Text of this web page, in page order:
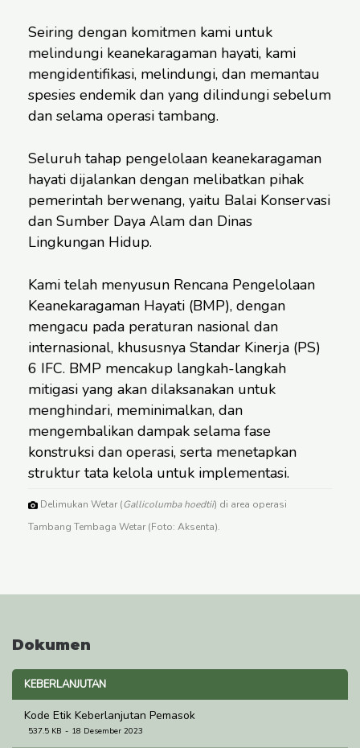
Seiring dengan komitmen kami untuk
melindungi keanekaragaman hayati, kami
mengidentifikasi, melindungi, dan memantau
spesies endemik dan yang dilindungi sebelum
dan selama operasi tambang.
Seluruh tahap pengelolaan keanekaragaman
hayati dijalankan dengan melibatkan pihak
pemerintah berwenang, yaitu Balai Konservasi
dan Sumber Daya Alam dan Dinas
Lingkungan Hidup.
Kami telah menyusun Rencana Pengelolaan
Keanekaragaman Hayati (BMP), dengan
mengacu pada peraturan nasional dan
internasional, khususnya Standar Kinerja (PS)
6 IFC. BMP mencakup langkah-langkah
mitigasi yang akan dilaksanakan untuk
menghindari, meminimalkan, dan
mengembalikan dampak selama fase
konstruksi dan operasi, serta menetapkan
struktur tata kelola untuk implementasi.
Delimukan Wetar (Gallicolumba hoedtii) di area operasi
Tambang Tembaga Wetar (Foto: Aksenta).
Dokumen
KEBERLANJUTAN
Kode Etik Keberlanjutan Pemasok
537.5 KB 18 Desember 2023